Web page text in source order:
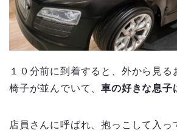
１０分前に到着すると、外から見る
椅子が並んでいて、車の好きな息子
店員さんに呼ばれ、抱っこして入